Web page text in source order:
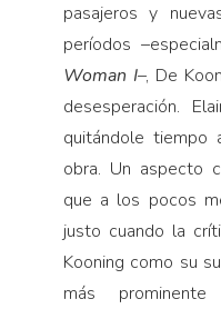
pasajeros y
períodos
Woman I–, De
desesperación.
quitándole
obra. Un aspecto
que a los pocos
justo cuando la
Kooning como su
más